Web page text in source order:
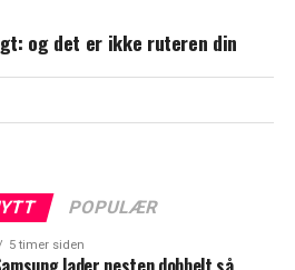
og det er ikke ruteren din
POPULÆR
5 timer siden